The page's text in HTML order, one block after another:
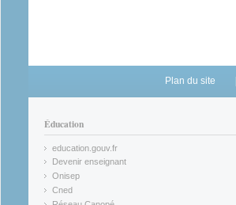
Plan du site
Éducation
education.gouv.fr
(link is external)
Devenir enseignant
(link is external)
Onisep
(link is external)
Cned
(link is external)